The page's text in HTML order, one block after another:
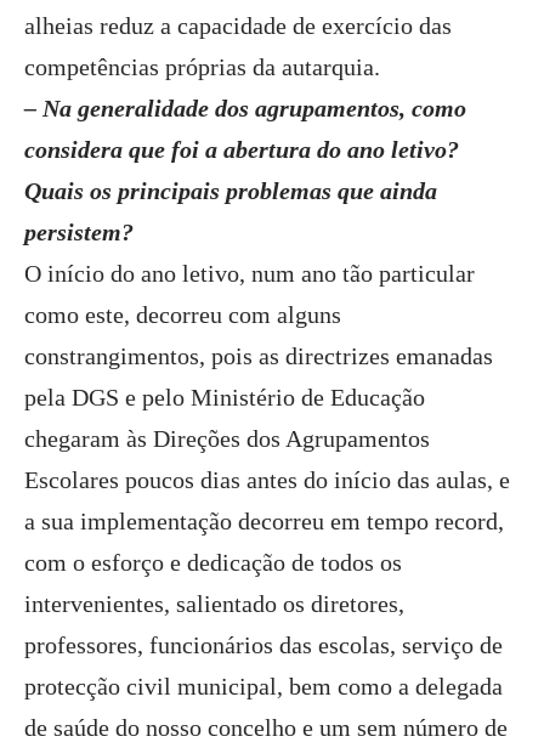
alheias reduz a capacidade de exercício das
competências próprias da autarquia.
– Na generalidade dos agrupamentos, como
considera que foi a abertura do ano letivo?
Quais os principais problemas que ainda
persistem?
O início do ano letivo, num ano tão particular
como este, decorreu com alguns
constrangimentos, pois as directrizes emanadas
pela DGS e pelo Ministério de Educação
chegaram às Direções dos Agrupamentos
Escolares poucos dias antes do início das aulas, e
a sua implementação decorreu em tempo record,
com o esforço e dedicação de todos os
intervenientes, salientado os diretores,
professores, funcionários das escolas, serviço de
protecção civil municipal, bem como a delegada
de saúde do nosso concelho e um sem número de